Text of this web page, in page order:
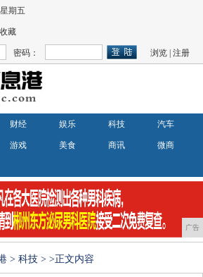
期五
藏
密码： 浏览 |注册
财经 娱乐 科技 汽车
游戏 美食 商讯 微商
广告
> 科技 > >正文内容